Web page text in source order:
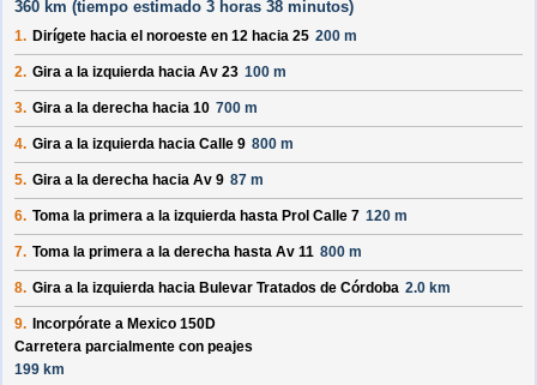
360 km (tiempo estimado 3 horas 38 minutos)
1. Dirígete hacia el noroeste en 12 hacia 25 200 m
2. Gira a la izquierda hacia Av 23 100 m
3. Gira a la derecha hacia 10 700 m
4. Gira a la izquierda hacia Calle 9 800 m
5. Gira a la derecha hacia Av 9 87 m
6. Toma la primera a la izquierda hasta Prol Calle 7 120 m
7. Toma la primera a la derecha hasta Av 11 800 m
8. Gira a la izquierda hacia Bulevar Tratados de Córdoba 2.0 km
9. Incorpórate a Mexico 150D
Carretera parcialmente con peajes
199 km